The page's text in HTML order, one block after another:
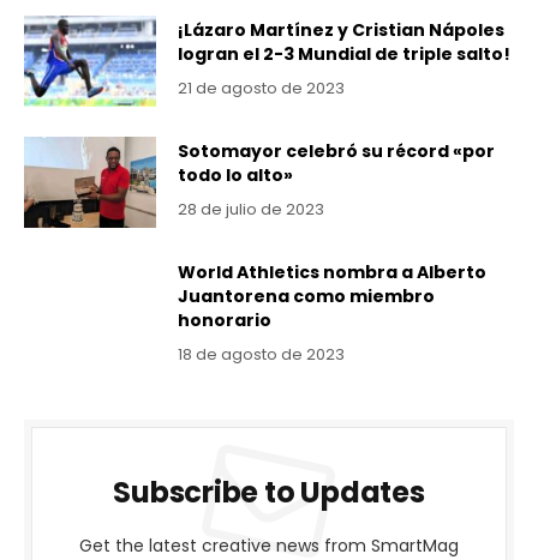
¡Lázaro Martínez y Cristian Nápoles
logran el 2-3 Mundial de triple salto!
21 de agosto de 2023
Sotomayor celebró su récord «por
todo lo alto»
28 de julio de 2023
World Athletics nombra a Alberto
Juantorena como miembro
honorario
18 de agosto de 2023
Subscribe to Updates
Get the latest creative news from SmartMag